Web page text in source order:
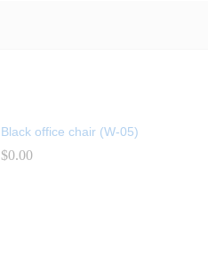
Black office chair (W-05)
$0.00
$0.00